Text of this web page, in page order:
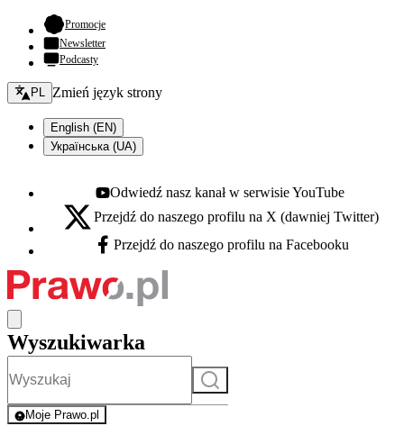
Promocje- otwiera się w nowej karcie
Newsletter
Podcasty
Zmień język - bieżący:
PL Zmień język strony
English (EN)
Українська (UA)
Youtube - otwiera się w nowej karcie
Odwiedź nasz kanał w serwisie YouTube
X - otwiera się w nowej karcie
Przejdź do naszego profilu na X (dawniej Twitter)
Facebook - otwiera się w nowej karcie
Przejdź do naszego profilu na Facebooku
Wyszukiwarka
Szukaj
Moje Prawo.pl
- rejestracja i logowanie do serwisu